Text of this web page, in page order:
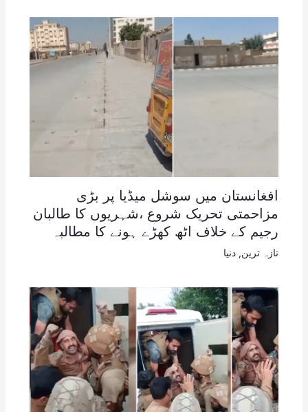
افغانستان میں سوشل میڈیا پر بڑی
مزاحمتی تحریک شروع ،شہریوں کا طالبان
رجیم کے خلاف اٹھ کھڑے ہونے کا مطالبہ
تازہ ترین دنیا